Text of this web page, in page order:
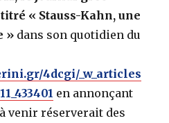
« Stauss-Kahn, une
» dans son quotidien du
4dcgi/_w_articles
en annonçant
venir réserverait des